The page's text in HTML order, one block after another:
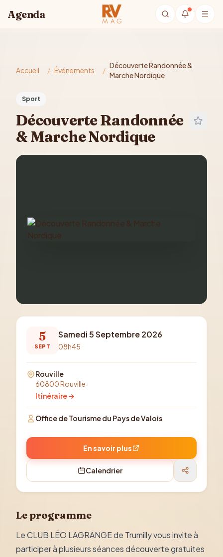
Agenda
Accueil / Événements /
Découverte Randonnée &
Marche Nordique
Sport
Découverte Randonnée
& Marche Nordique
5
SEPT
Samedi 5 Septembre 2026
08h45
Rouville
60800 Rouville
Itinéraire →
Office de Tourisme du Pays de Valois
En savoir plus
Calendrier
Le programme
Le CLUB LÉO LAGRANGE de Trumilly vous invite à
participer à plusieurs séances découverte gratuites